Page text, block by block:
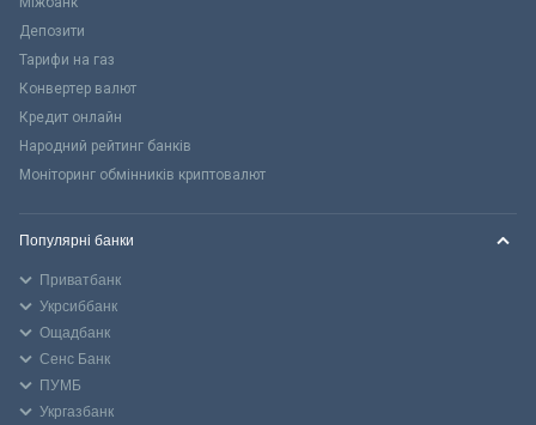
Депозити
Тарифи на газ
Конвертер валют
Кредит онлайн
Народний рейтинг банків
Моніторинг обмінників криптовалют
Популярні банки
Приватбанк
Укрсиббанк
Ощадбанк
Сенс Банк
ПУМБ
Укргазбанк